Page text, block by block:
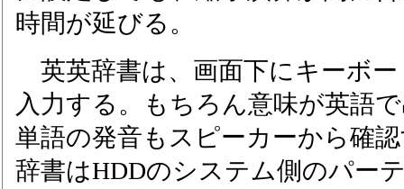
時間が延びる。
英英辞書は、画面下にキーボ
入力する。もちろん意味が英語
単語の発音もスピーカーから確
辞書はHDDのシステム側のパー